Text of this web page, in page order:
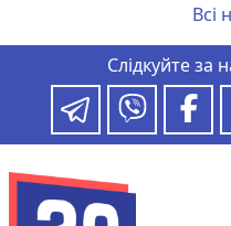
Всі
Слідкуйте